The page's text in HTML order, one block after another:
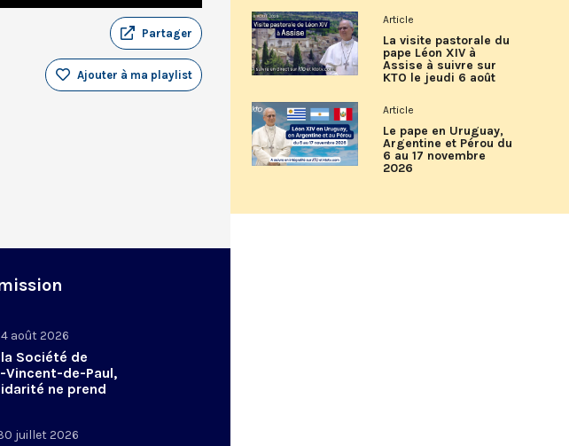
Partager
Ajouter à ma playlist
août 2026
Société de
Vincent-de-Paul,
ne prend
juillet 2026
Article
La visite pastorale du
pape Léon XIV à
Assise à suivre sur
KTO le jeudi 6 août
Article
Le pape en Uruguay,
Argentine et Pérou du
6 au 17 novembre
2026